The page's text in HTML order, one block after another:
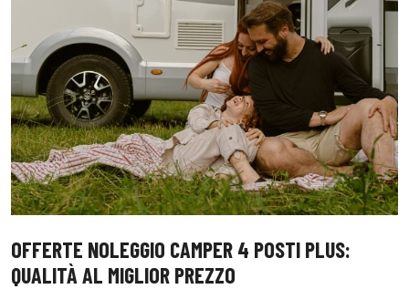
OFFERTE NOLEGGIO CAMPER 4 POSTI PLUS:
QUALITÀ AL MIGLIOR PREZZO